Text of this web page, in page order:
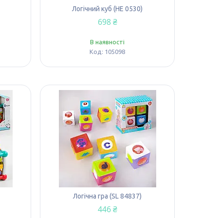
Логічний куб (НЕ 0530)
698 ₴
В наявності
105098
Логічна гра (SL 84837)
446 ₴